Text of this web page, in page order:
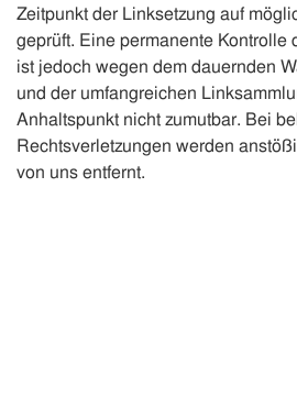
Zeitpunkt der Linksetzung auf
geprüft. Eine permanente Kontrolle
ist jedoch wegen dem dauernden
und der umfangreichen
Anhaltspunkt nicht zumutbar. Bei
Rechtsverletzungen werden
von uns entfernt.